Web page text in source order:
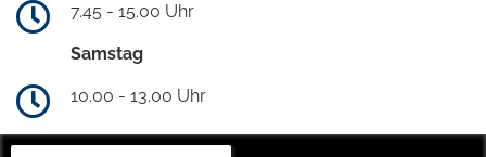
7.45 - 15.00 Uhr
Samstag
10.00 - 13.00 Uhr